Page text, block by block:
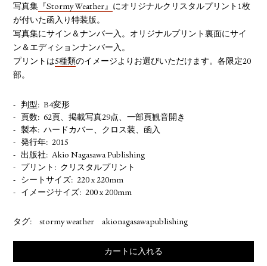
カートに入れる
写真集 『Stormy Weather』 にオリジナルクリスタルプリント1枚
が付いた函入り特装版。
写真集にサイン＆ナンバー入。オリジナルプリント裏面にサイ
ン＆エディションナンバー入。
プリントは5種類のイメージよりお選びいただけます。各限定20
部。
判型
B4変形
頁数
62頁、掲載写真29点、一部頁観音開き
製本
ハードカバー、クロス装、函入
発行年
2015
出版社
Akio Nagasawa Publishing
プリント
クリスタルプリント
シートサイズ
220 x 220mm
イメージサイズ
200 x 200mm
タグ: stormy weather akionagasawapublishing